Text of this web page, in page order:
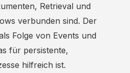
Retrieval und
verbunden sind. Der
Folge von Events und
für persistente,
hilfreich ist.